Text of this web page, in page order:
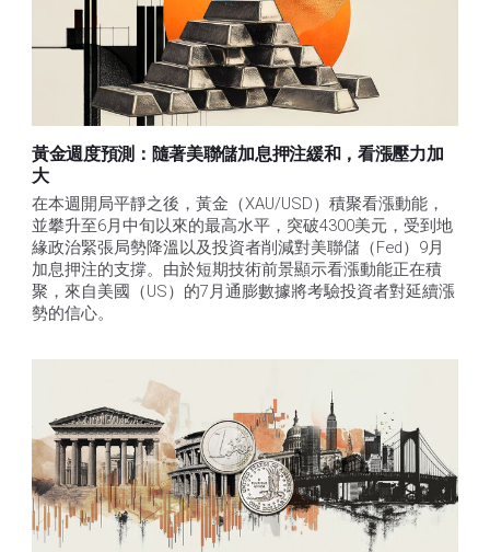
黃金週度預測：隨著美聯儲加息押注緩和，看漲壓力加
大
在本週開局平靜之後，黃金（XAU/USD）積聚看漲動能，
並攀升至6月中旬以來的最高水平，突破4300美元，受到地
緣政治緊張局勢降溫以及投資者削減對美聯儲（Fed）9月
加息押注的支撐。由於短期技術前景顯示看漲動能正在積
聚，來自美國（US）的7月通膨數據將考驗投資者對延續漲
勢的信心。